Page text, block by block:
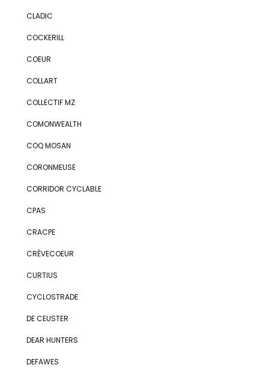
CLADIC
COCKERILL
COEUR
COLLART
COLLECTIF MZ
COMONWEALTH
COQ MOSAN
CORONMEUSE
CORRIDOR CYCLABLE
CPAS
CRACPE
CRÈVECOEUR
CURTIUS
CYCLOSTRADE
DE CEUSTER
DEAR HUNTERS
DEFAWES